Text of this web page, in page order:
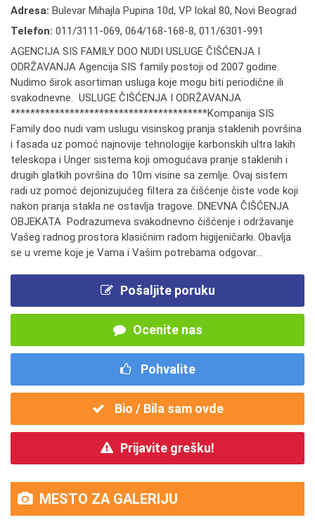
Adresa: Bulevar Mihajla Pupina 10d, VP lokal 80, Novi Beograd
Telefon: 011/3111-069, 064/168-168-8, 011/6301-991
AGENCIJA SIS FAMILY DOO NUDI USLUGE ČIŠĆENJA I
ODRŽAVANJA Agencija SIS family postoji od 2007 godine.
Nudimo širok asortiman usluga koje mogu biti periodične ili
svakodnevne. USLUGE ČIŠĆENJA I ODRŽAVANJA
****************************************Kompanija SIS
Family doo nudi vam uslugu visinskog pranja staklenih površina
i fasada uz pomoć najnovije tehnologije karbonskih ultra lakih
teleskopa i Unger sistema koji omogućava pranje staklenih i
drugih glatkih površina do 10m visine sa zemlje. Ovaj sistem
radi uz pomoć dejonizujućeg filtera za čišćenje čiste vode koji
nakon pranja stakla ne ostavlja tragove. DNEVNA ČIŠĆENJA
OBJEKATA Podrazumeva svakodnevno čišćenje i održavanje
Vašeg radnog prostora klasičnim radom higijeničarki. Obavlja
se u vreme koje je Vama i Vašim potrebama odgovar...
Pošaljite poruku
Ocenite nas
Pohvalite
Bio / Bila sam ovde
Prijavite grešku!
MESTO ZA GALERIJU